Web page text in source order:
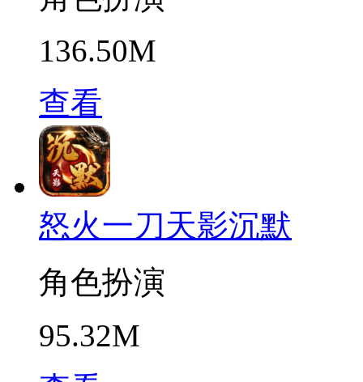
136.50M
查看
怒火一刀天影沉默
角色扮演
95.32M